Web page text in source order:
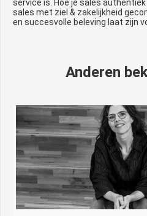
service is. Hoe je sales
sales met ziel & zakelijkheid
en succesvolle beleving laat zijn
Anderen